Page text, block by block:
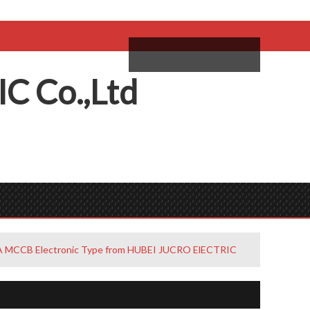
Co.,Ltd
Electronic Type from HUBEI JUCRO ElECTRIC